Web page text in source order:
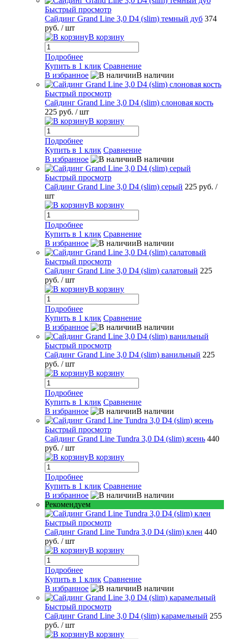
Быстрый просмотр
Сайдинг Grand Line 3,0 D4 (slim) темный дуб 374
руб. / шт
В корзину
Подробнее
Купить в 1 клик Сравнение
В избранное
В наличии
Быстрый просмотр
Сайдинг Grand Line 3,0 D4 (slim) слоновая кость
225 руб. / шт
В корзину
Подробнее
Купить в 1 клик Сравнение
В избранное
В наличии
Быстрый просмотр
Сайдинг Grand Line 3,0 D4 (slim) серый 225 руб. /
шт
В корзину
Подробнее
Купить в 1 клик Сравнение
В избранное
В наличии
Быстрый просмотр
Сайдинг Grand Line 3,0 D4 (slim) салатовый 225
руб. / шт
В корзину
Подробнее
Купить в 1 клик Сравнение
В избранное
В наличии
Быстрый просмотр
Сайдинг Grand Line 3,0 D4 (slim) ванильный 225
руб. / шт
В корзину
Подробнее
Купить в 1 клик Сравнение
В избранное
В наличии
Быстрый просмотр
Сайдинг Grand Line Tundra 3,0 D4 (slim) ясень 440
руб. / шт
В корзину
Подробнее
Купить в 1 клик Сравнение
В избранное
В наличии
Рекомендуем
Быстрый просмотр
Сайдинг Grand Line Tundra 3,0 D4 (slim) клен 440
руб. / шт
В корзину
Подробнее
Купить в 1 клик Сравнение
В избранное
В наличии
Быстрый просмотр
Сайдинг Grand Line 3,0 D4 (slim) карамельный 255
руб. / шт
В корзину